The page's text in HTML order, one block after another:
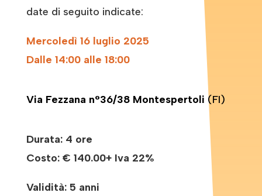
date di seguito indicate:
Mercoledì 16 luglio 2025
Dalle 14:00 alle 18:00
Via Fezzana n°36/38 Montespertoli (FI)
Durata: 4 ore
Costo: € 140.00+ Iva 22%
Validità: 5 anni